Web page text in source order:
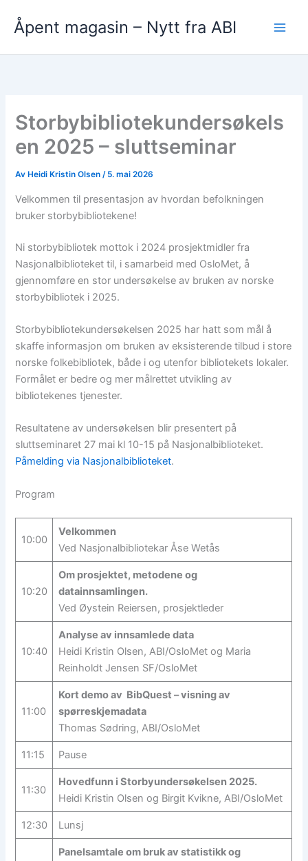
innholdet
Åpent magasin – Nytt fra ABI
Storbybibliotekundersøkels
en 2025 – sluttseminar
Av Heidi Kristin Olsen/ 5. mai 2026
Velkommen til presentasjon av hvordan befolkningen
bruker storbybibliotekene!
Ni storbybibliotek mottok i 2024 prosjektmidler fra
Nasjonalbiblioteket til, i samarbeid med OsloMet, å
gjennomføre en stor undersøkelse av bruken av norske
storbybibliotek i 2025.
Storbybibliotekundersøkelsen 2025 har hatt som mål å
skaffe informasjon om bruken av eksisterende tilbud i store
norske folkebibliotek, både i og utenfor bibliotekets lokaler.
Formålet er bedre og mer målrettet utvikling av
bibliotekenes tjenester.
Resultatene av undersøkelsen blir presentert på
sluttseminaret 27 mai kl 10-15 på Nasjonalbiblioteket.
Påmelding via Nasjonalbiblioteket.
Program
10:00
Velkommen
Ved Nasjonalbibliotekar Åse Wetås
10:20
Om prosjektet, metodene og
datainnsamlingen.
Ved Øystein Reiersen, prosjektleder
10:40
Analyse av innsamlede data
Heidi Kristin Olsen, ABI/OsloMet og Maria
Reinholdt Jensen SF/OsloMet
11:00
Kort demo av BibQuest – visning av
spørreskjemadata
Thomas Sødring, ABI/OsloMet
11:15 Pause
11:30
Hovedfunn i Storbyundersøkelsen 2025.
Heidi Kristin Olsen og Birgit Kvikne, ABI/OsloMet
12:30 Lunsj
Panelsamtale om bruk av statistikk og